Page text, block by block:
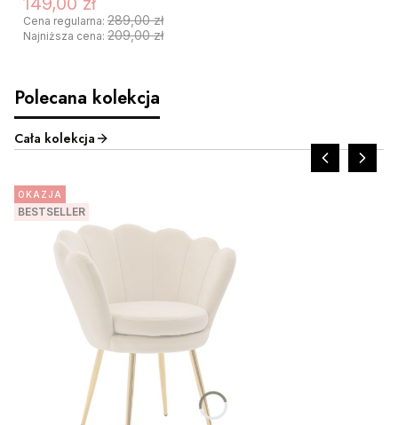
Cena regularna: 289,00 zł
Najniższa cena: 209,00 zł
Polecana kolekcja
Cała kolekcja
OKAZJA
BESTSELLER